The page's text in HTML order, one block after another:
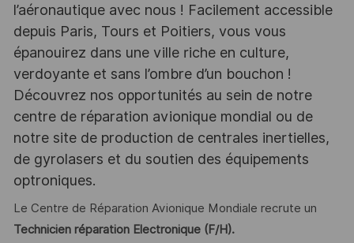
l’aéronautique avec nous ! Facilement accessible
depuis Paris, Tours et Poitiers, vous vous
épanouirez dans une ville riche en culture,
verdoyante et sans l’ombre d’un bouchon !
Découvrez nos opportunités au sein de notre
centre de réparation avionique mondial ou de
notre site de production de centrales inertielles,
de gyrolasers et du soutien des équipements
optroniques.
Le Centre de Réparation Avionique Mondiale recrute un
Technicien réparation Electronique (F/H).